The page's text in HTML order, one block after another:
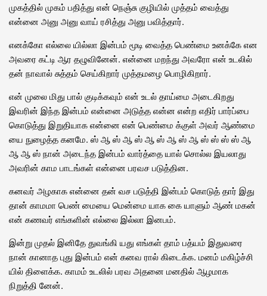
முகத்தில் முகம் பதித்து என் நெஞ்சு குழியில் முத்தம் வைத்து
என்னை அனு அனு வாய் ரசித்து அனு பவித்தார்.
எனக்கோ எல்லை யில்லா இன்பம் மூடி வைத்த பெண்மை உனக்கே என
அவரை கட்டி ஆர தழுவினேன். என்னை மறந்து அவரோ என் உடலில்
தன் நாவால் சுத்தம் செய்கிறார் முத்தமழை பொழிகிறார்.
என் முலை மிது பால் குடிக்கவும் என் உடல் தாய்மை அடைகிறது
இவரின் இந்த இன்பம் என்னை அடுத்த என்ன என்ற எதிர் பார்ப்பை
கொடுத்து இறுதியாக என்னை என் பெண்மை க்குள் அவர் ஆண்மை
யை நுழைத்த கனமே. ஸ் ஆ ஸ் ஆ ஸ் ஆ ஸ் ஆ ஸ் ஆ ஸ் ஸ் ஸ் ஸ் ஆ
ஆ ஆ ஸ் நான் அடைந்த இன்பம் வார்த்தை யால் சொல்ல இயலாது
அவரின் காம பாடங்கள் என்னை பரவச படுத்தின.
கனவர் அழகாக என்னை தன் வச படுத்தி இன்பம் கொடுத் தார் இது
தான் காமமா பெண் மையை மென்மை யாக கை யாளும் ஆண் மகன்
என் கணவர் எங்களின் எல்லை இல்லா இனபம்.
இன்று முதல் இனிதே துவங்கி யது எங்கள் தாம் பத்யம் இதுவரை
நான் கானாத புது இன்பம் என் கனவ ரால் கிடைக்க. மனம் மகிழ்ச்சி
யில் திளைக்க. காமம் உடலில் பரவ அதனை மனதில் ஆழமாக
நிறுத்தி னேன்.